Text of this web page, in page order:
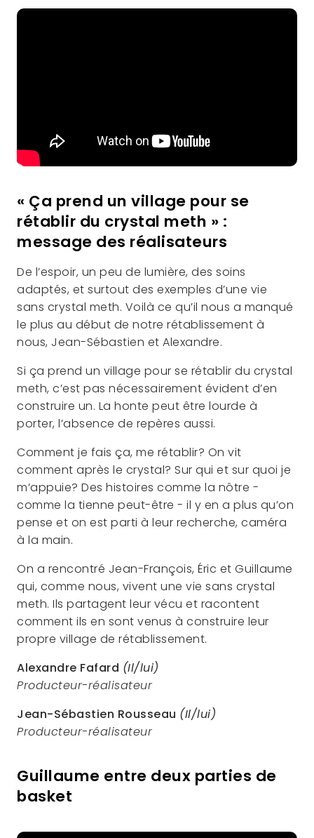
« Ça prend un village pour se
rétablir du crystal meth » :
message des réalisateurs
De l’espoir, un peu de lumière, des soins
adaptés, et surtout des exemples d’une vie
sans crystal meth. Voilà ce qu’il nous a manqué
le plus au début de notre rétablissement à
nous, Jean-Sébastien et Alexandre.
Si ça prend un village pour se rétablir du crystal
meth, c’est pas nécessairement évident d’en
construire un. La honte peut être lourde à
porter, l’absence de repères aussi.
Comment je fais ça, me rétablir? On vit
comment après le crystal? Sur qui et sur quoi je
m’appuie? Des histoires comme la nôtre -
comme la tienne peut-être - il y en a plus qu’on
pense et on est parti à leur recherche, caméra
à la main.
On a rencontré Jean-François, Éric et Guillaume
qui, comme nous, vivent une vie sans crystal
meth. Ils partagent leur vécu et racontent
comment ils en sont venus à construire leur
propre village de rétablissement.
Alexandre Fafard (Il/lui)
Producteur-réalisateur
Jean-Sébastien Rousseau (Il/lui)
Producteur-réalisateur
Guillaume entre deux parties de
basket